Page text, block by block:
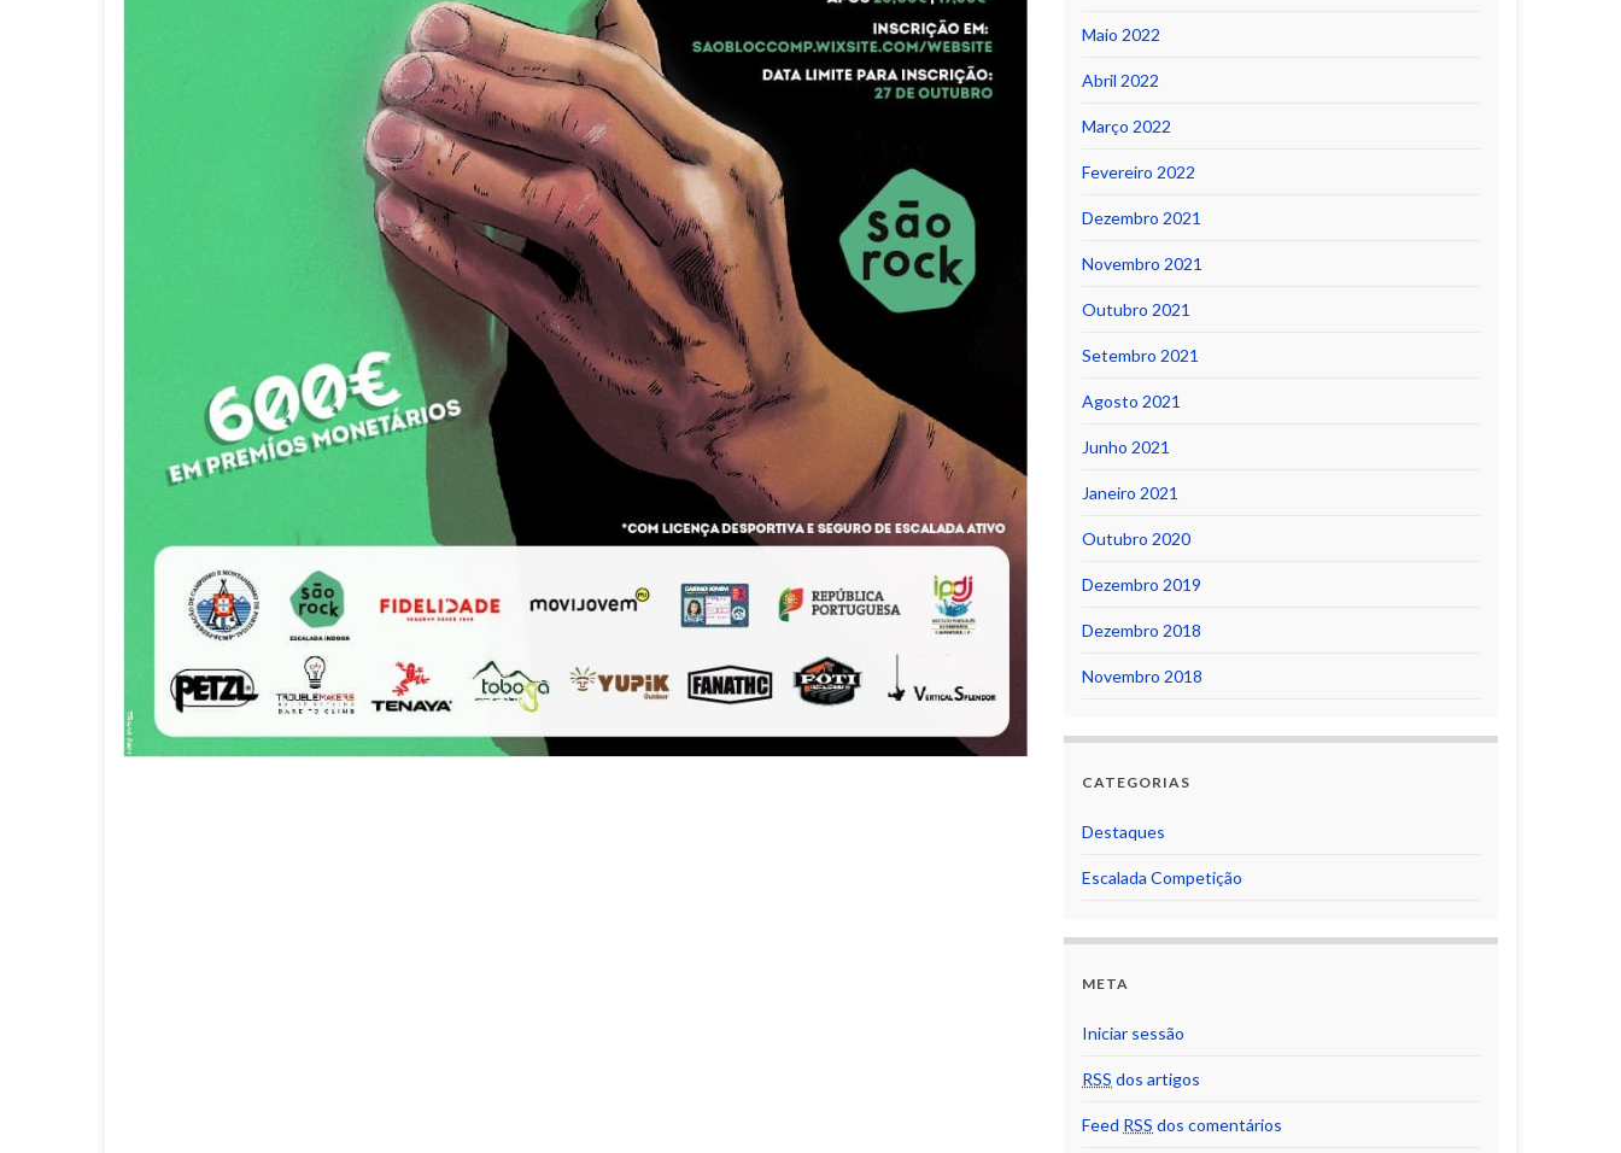
Maio 2022
Abril 2022
Março 2022
Fevereiro 2022
Dezembro 2021
Novembro 2021
Outubro 2021
Setembro 2021
Agosto 2021
Junho 2021
Janeiro 2021
Outubro 2020
Dezembro 2019
Dezembro 2018
Novembro 2018
CATEGORIAS
Destaques
Escalada Competição
META
Iniciar sessão
RSS dos artigos
Feed RSS dos comentários